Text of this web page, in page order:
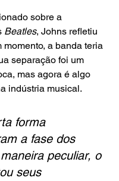
sobre a
Beatles, Johns refletiu
momento, a banda teria
separação foi um
mas agora é algo
indústria musical.
forma
a fase dos
peculiar, o
seus